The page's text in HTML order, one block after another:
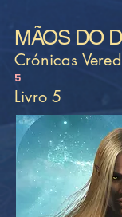
MÃOS DO
Crónicas
5
Livro 5